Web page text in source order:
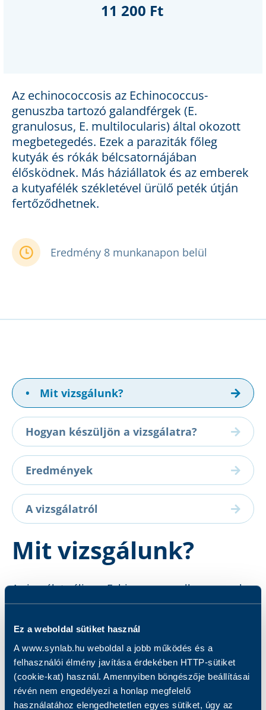
Ez a weboldal sütiket használ
A www.synlab.hu weboldal a jobb működés és a
felhasználói élmény javítása érdekében HTTP-sütiket
(cookie-kat) használ. Amennyiben böngészője beállításai
révén nem engedélyezi a honlap megfelelő
használatához elengedhetetlen egyes sütiket, úgy az
Az echinococcosis az Echinococcus-
genuszba tartozó galandférgek (E.
granulosus, E. multilocularis) által okozott
megbetegedés. Ezek a paraziták főleg
kutyák és rókák bélcsatornájában
élősködnek. Más háziállatok és az emberek
a kutyafélék székletével ürülő peték útján
fertőződhetnek.
Eredmény 8 munkanapon belül
11 200 Ft
• Mit vizsgálunk?
Hogyan készüljön a vizsgálatra?
Eredmények
A vizsgálatról
Mit vizsgálunk?
A vizsgálat célja az Echinococcus-ellenanyagok
(IgG) kimutatása.
Kapcsolódó szolgáltatások